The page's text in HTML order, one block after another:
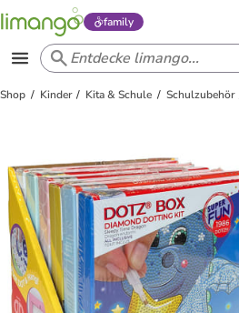
family
Shop Kinder Kita & Schule Schulzubehör